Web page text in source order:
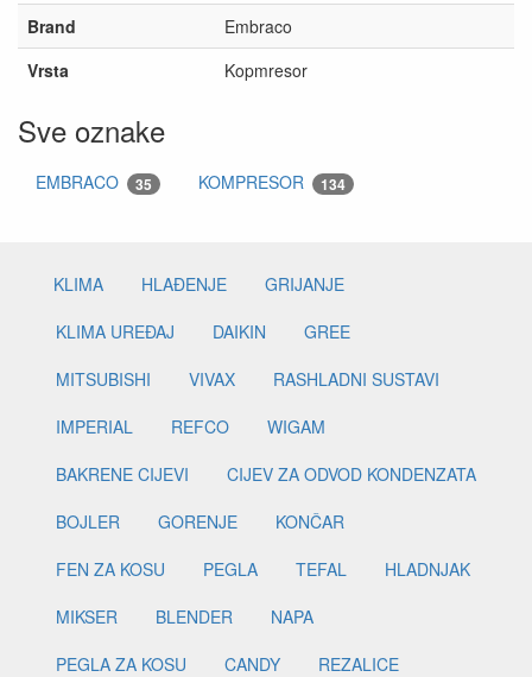
Brand
Embraco
Vrsta
Kopmresor
Sve oznake
EMBRACO 35 KOMPRESOR 134
KLIMA HLAĐENJE
GRIJANJE
KLIMA UREĐAJ
DAIKIN
GREE
MITSUBISHI
VIVAX
RASHLADNI SUSTAVI
IMPERIAL
REFCO
WIGAM
BAKRENE CIJEVI
CIJEV ZA ODVOD KONDENZATA
BOJLER
GORENJE
KONČAR
FEN ZA KOSU
PEGLA TEFAL
HLADNJAK
MIKSER
BLENDER
NAPA
PEGLA ZA KOSU
CANDY
REZALICE